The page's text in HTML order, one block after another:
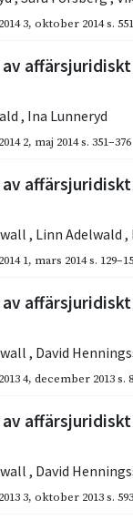
3, oktober 2014s.
, Ina Lunneryd
2, maj 2014s. 351–376
, Linn Adelwald ,
1, mars 2014s.
, David
4, december 2013s.
, David
3, oktober 2013s.